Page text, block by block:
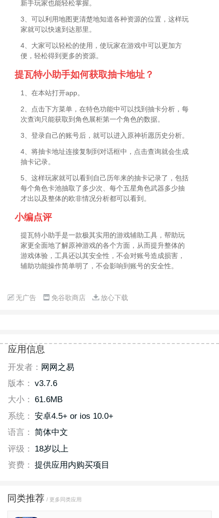
新手玩家也能轻松掌握。
3、可以利用地图更清楚地知道各种资源的位置，这样玩
家就可以快速到达那里。
4、大家可以轻松的使用，使玩家在游戏中可以更加方
便，轻松得到更多的资源。
提瓦特小助手如何获取抽卡地址？
1、在本站打开app。
2、点击下方菜单，在特色功能中可以找到抽卡分析，每
次查询只能获取到角色展柜第一个角色的数据。
3、登录自己的账号后，就可以进入原神祈愿历史分析。
4、将抽卡地址连接复制到对话框中，点击查询就会生成
抽卡记录。
5、这样玩家就可以看到自己历年来的抽卡记录了，包括
每个角色卡池抽取了多少次、每个五星角色武器多少抽
才出以及整体的欧非情况分析都可以看到。
小编点评
提瓦特小助手是一款极其实用的游戏辅助工具，帮助玩
家更全面地了解原神游戏的各个方面，从而提升整体的
游戏体验，工具还以其安全性，不会对账号造成损害，
辅助功能操作简单明了，不会影响到账号的安全性。
无广告 免谷歌商店 放心下载
应用信息
开发者： 网网之易
版本： v3.7.6
大小： 61.6MB
系统： 安卓4.5+ or ios 10.0+
语言： 简体中文
评级：
18岁以上
资费： 提供应用内购买项目
同类推荐 / 更多同类应用